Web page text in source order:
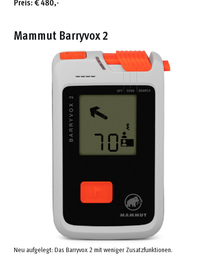
Mammut Barryvox 2
Neu aufgelegt: Das Barryvox 2 mit weniger Zusatzfunktionen.